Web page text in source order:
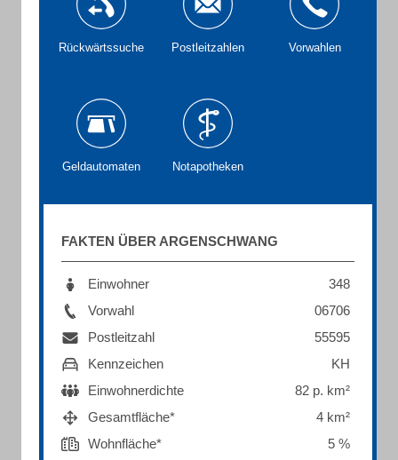
Rückwärtssuche Postleitzahlen Vorwahlen
Geldautomaten Notapotheken
FAKTEN ÜBER ARGENSCHWANG
Einwohner
348
Vorwahl
06706
Postleitzahl
55595
Kennzeichen
KH
Einwohnerdichte
82 p. km²
Gesamtfläche*
4 km²
Wohnfläche*
5 %